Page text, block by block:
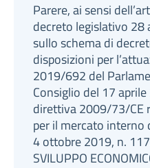
Parere, ai sensi
decreto legislativo 28
sullo schema di
disposizioni per
2019/692 del
Consiglio del 17
direttiva 2009/73/CE
per il mercato interno
4 ottobre 2019, n.
SVILUPPO